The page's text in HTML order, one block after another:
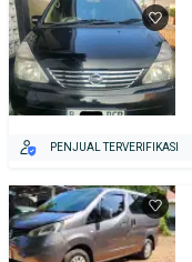
PENJUAL TERVERIFIKASI